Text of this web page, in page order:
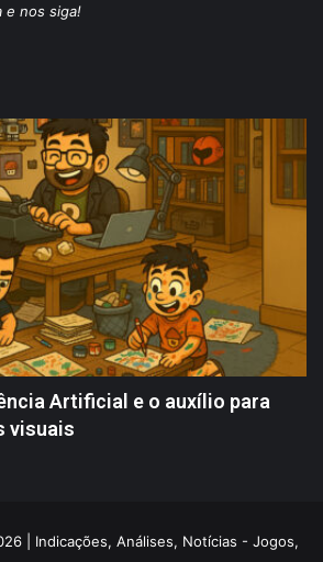
e nos siga!
Artificial e o auxílio para
visuais
| Indicações, Análises, Notícias - Jogos,